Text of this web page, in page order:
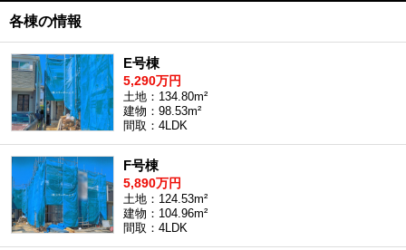
各棟の情報
E号棟
5,290万円
土地：134.80m²
建物：98.53m²
間取：4LDK
F号棟
5,890万円
土地：124.53m²
建物：104.96m²
間取：4LDK